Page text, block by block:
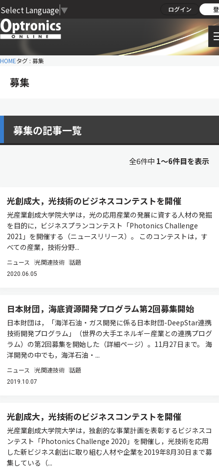
Select Language ▼ ログイン
HOMEタグ : 募集
募集
募集の記事一覧
全6件中 1〜6件目を表示
光創成大，光技術のビジネスコンテストを開催
光産業創成大学院大学は，光の応用産業の発展に資する人材の発掘
を目的に，ビジネスプランコンテスト「Photonics Challenge
2021」を開催する（ニュースリリース）。 このコンテストは，す
べての産業，技術分野...
ニュース 光関連技術 話題
2020.06.05
日本財団，海底資源開発プログラム第2回募集開始
日本財団は，「海洋石油・ガス開発に係る日本財団-DeepStar連携
技術開発プログラム」（世界の大手エネルギー産業との連携プログ
ラム）の第2回募集を開始した（詳細ページ）。11月27日まで。 海
洋開発の中でも，海洋石油・...
ニュース 光関連技術 話題
2019.10.07
光創成大，光技術のビジネスコンテストを開催
光産業創成大学院大学は，独創的な事業計画を表彰するビジネスコ
ンテスト「Photonics Challenge 2020」を開催し，光技術を応用
した新ビジネス創出に取り組む人材や企業を2019年8月30日まで募
集している（...